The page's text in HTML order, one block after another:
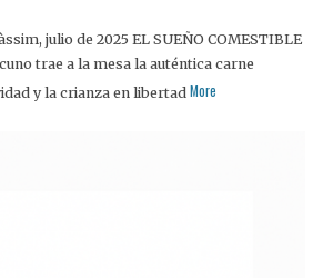
julio de 2025 EL SUEÑO COMESTIBLE
trae a la mesa la auténtica carne
y la crianza en libertad More